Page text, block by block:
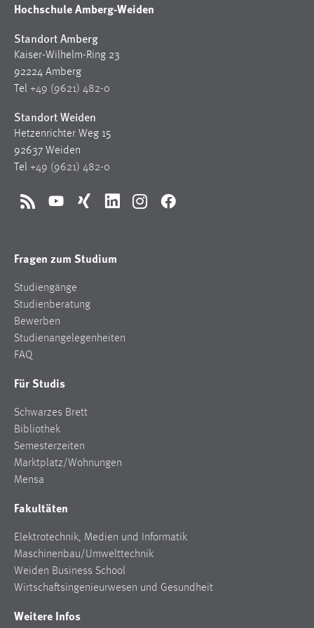
Hochschule Amberg-Weiden
Standort Amberg
Kaiser-Wilhelm-Ring 23
92224 Amberg
Tel +49 (9621) 482-0
Standort Weiden
Hetzenrichter Weg 15
92637 Weiden
Tel +49 (9621) 482-0
RSS YouTubeXing LinkedInInstagramFacebook
Fragen zum Studium
Studiengänge
Studienberatung
Bewerben
Studienangelegenheiten
FAQ
Für Studis
Schwarzes Brett
Bibliothek
Semesterzeiten
Marktplatz/Wohnungen
Mensa
Fakultäten
Elektrotechnik, Medien und Informatik
Maschinenbau/Umwelttechnik
Weiden Business School
Wirtschaftsingenieurwesen und Gesundheit
Weitere Infos